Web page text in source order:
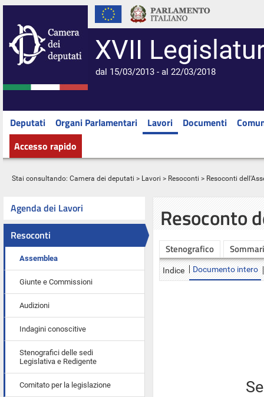
XVII
dal 15/03/2013 - al 22/03/2018
Deputati Organi Parlamentari Lavori Documenti
Accesso rapido
Stai consultando: Camera dei deputati > Lavori > Resoconti > Resoconti
Agenda dei Lavori
Resoconti
Assemblea
Giunte e Commissioni
Audizioni
Indagini conoscitive
Stenografici delle sedi
Legislativa e Redigente
Comitato per la legislazione
Resoconto
Stenografico
Indice Documento intero